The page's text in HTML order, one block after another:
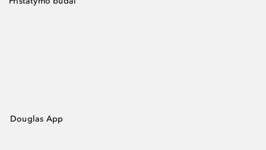
Douglas App